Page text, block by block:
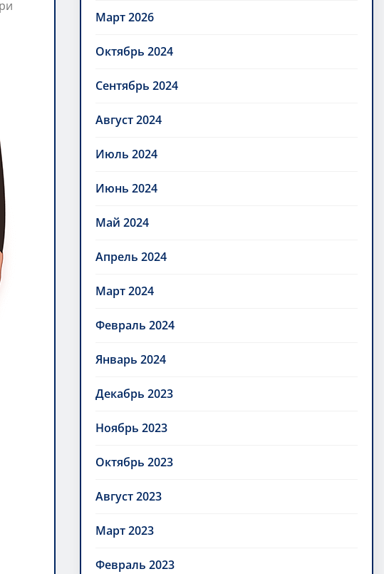
Март 2026
Октябрь 2024
Сентябрь 2024
Август 2024
Июль 2024
Июнь 2024
Май 2024
Апрель 2024
Март 2024
Февраль 2024
Январь 2024
Декабрь 2023
Ноябрь 2023
Октябрь 2023
Август 2023
Март 2023
Февраль 2023